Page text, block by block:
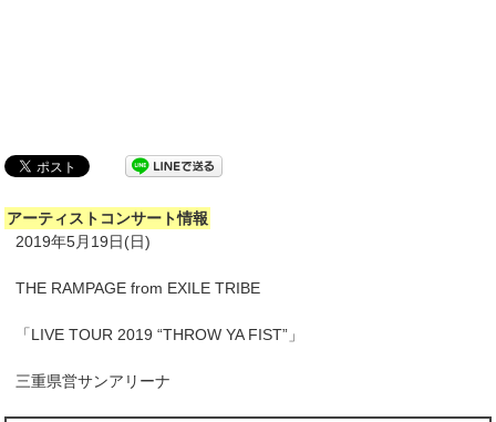
アーティストコンサート情報
2019年5月19日(日)
THE RAMPAGE from EXILE TRIBE
「LIVE TOUR 2019 “THROW YA FIST”」
三重県営サンアリーナ